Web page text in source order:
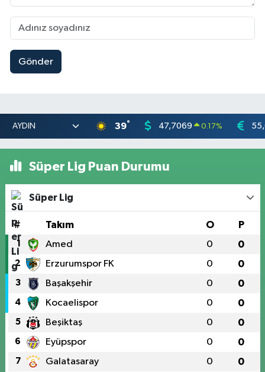
Gönder
39° 47,7069 0.17%
Süper Lig Puan Durumu
Süper Lig
# Takım O P
1 Amed 0 0
2 Erzurumspor FK 0 0
3 Başakşehir 0 0
4 Kocaelispor 0 0
5 Beşiktaş 0 0
6 Eyüpspor 0 0
7 Galatasaray 0 0